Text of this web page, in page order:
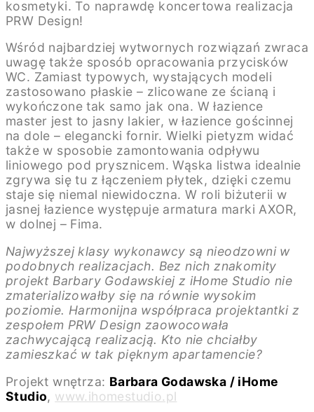
kosmetyki. To naprawdę koncertowa realizacja
PRW Design!
Wśród najbardziej wytwornych rozwiązań zwraca
uwagę także sposób opracowania przycisków
WC. Zamiast typowych, wystających modeli
zastosowano płaskie – zlicowane ze ścianą i
wykończone tak samo jak ona. W łazience
master jest to jasny lakier, w łazience gościnnej
na dole – elegancki fornir. Wielki pietyzm widać
także w sposobie zamontowania odpływu
liniowego pod prysznicem. Wąska listwa idealnie
zgrywa się tu z łączeniem płytek, dzięki czemu
staje się niemal niewidoczna. W roli biżuterii w
jasnej łazience występuje armatura marki AXOR,
w dolnej – Fima.
Najwyższej klasy wykonawcy są nieodzowni w
podobnych realizacjach. Bez nich znakomity
projekt Barbary Godawskiej z iHome Studio nie
zmaterializowałby się na równie wysokim
poziomie. Harmonijna współpraca projektantki z
zespołem PRW Design zaowocowała
zachwycającą realizacją. Kto nie chciałby
zamieszkać w tak pięknym apartamencie?
Projekt wnętrza: Barbara Godawska / iHome
Studio, www.ihomestudio.pl